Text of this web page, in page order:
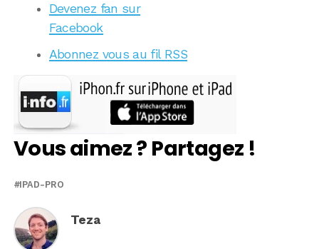
Devenez fan sur
Facebook
Abonnez vous au fil RSS
Vous aimez ? Partagez !
IPAD-PRO
Teza